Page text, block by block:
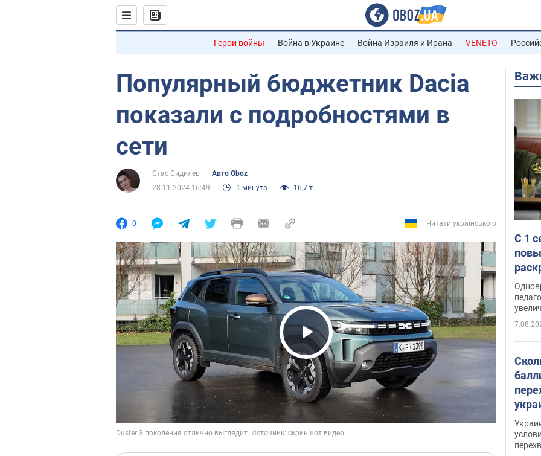
Герои войны Война в Украине Война Израиля и Ирана VENETO
Популярный бюджетник Dacia
показали с подробностями в
сети
Стас Сидилев
Авто Oboz
28.11.2024 16:49
1 минута 16,7 т.
0 Читати українською
Play Video
С 1